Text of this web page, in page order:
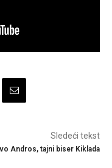
Sledeći tekst
Andros, tajni biser Kiklada